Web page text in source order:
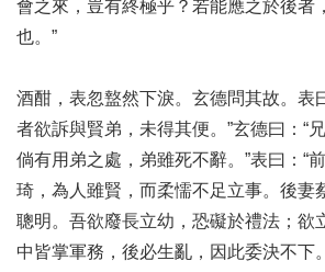
會之來，豈有終極乎？若能應之於後者
也。”
酒酣，表忽盩然下淚。玄德問其故。表
者欲訴與賢弟，未得其便。”玄德曰：“
倘有用弟之處，弟雖死不辭。”表曰：“
琦，為人雖賢，而柔懦不足立事。後妻
聰明。吾欲廢長立幼，恐礙於禮法；欲
中皆掌軍務，後必生亂，因此委決不下